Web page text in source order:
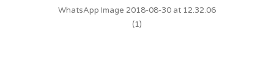
WhatsApp Image 2018-08-30 at 12.32.06
(1)